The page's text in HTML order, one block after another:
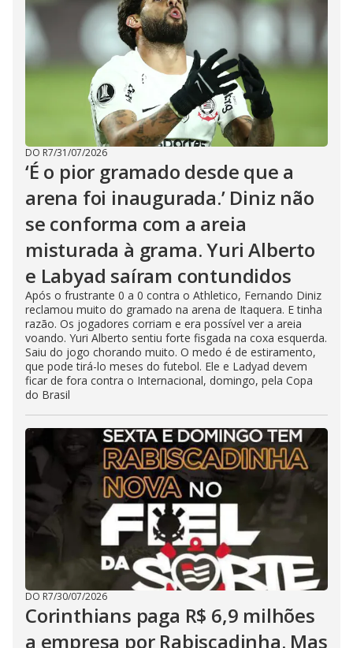
DO R7/31/07/2026
‘É o pior gramado desde que a
arena foi inaugurada.’ Diniz não
se conforma com a areia
misturada à grama. Yuri Alberto
e Labyad saíram contundidos
Após o frustrante 0 a 0 contra o Athletico, Fernando Diniz
reclamou muito do gramado na arena de Itaquera. E tinha
razão. Os jogadores corriam e era possível ver a areia
voando. Yuri Alberto sentiu forte fisgada na coxa esquerda.
Saiu do jogo chorando muito. O medo é de estiramento,
que pode tirá-lo meses do futebol. Ele e Ladyad devem
ficar de fora contra o Internacional, domingo, pela Copa
do Brasil
DO R7/30/07/2026
Corinthians paga R$ 6,9 milhões
a empresa por Rabiscadinha. Mas